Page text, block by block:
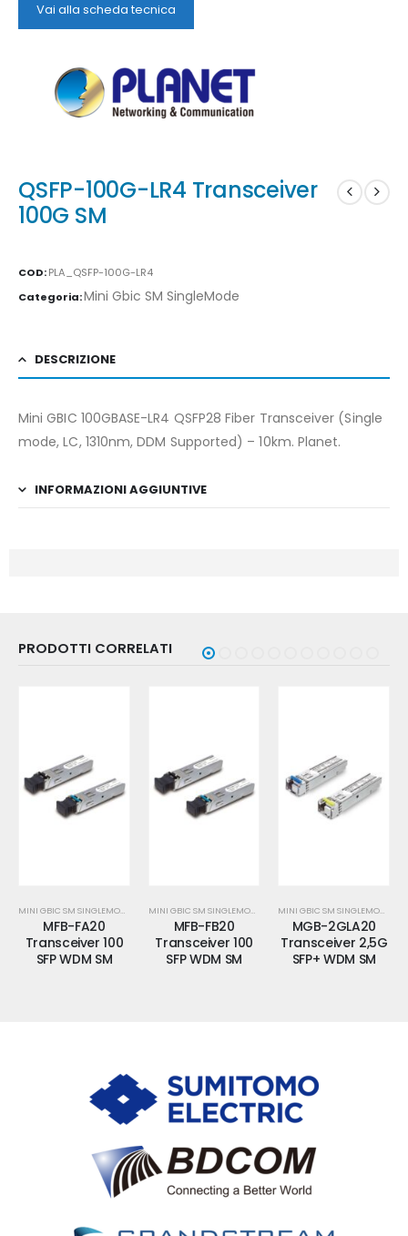
Vai alla scheda tecnica
QSFP-100G-LR4 Transceiver
100G SM
COD:PLA_QSFP-100G-LR4
Categoria:Mini Gbic SM SingleMode
DESCRIZIONE
Mini GBIC 100GBASE-LR4 QSFP28 Fiber Transceiver (Single
mode, LC, 1310nm, DDM Supported) – 10km. Planet.
INFORMAZIONI AGGIUNTIVE
PRODOTTI CORRELATI
MINI GBIC SM SINGLEMODE
MFB-FA20
Transceiver 100
SFP WDM SM
MINI GBIC SM SINGLEMODE
MFB-FB20
Transceiver 100
SFP WDM SM
MINI GBIC SM SINGLEMODE
MGB-2GLA20
Transceiver 2,5G
SFP+ WDM SM